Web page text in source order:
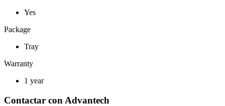
Yes
Package
Tray
Warranty
1 year
Contactar con Advantech